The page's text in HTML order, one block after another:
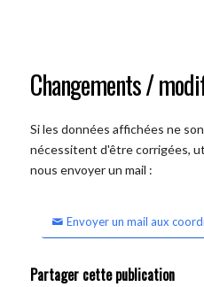
Changements /
Si les données affichées ne
nécessitent d'être corrigées,
nous envoyer un mail :
Envoyer un mail aux
Partager cette publication